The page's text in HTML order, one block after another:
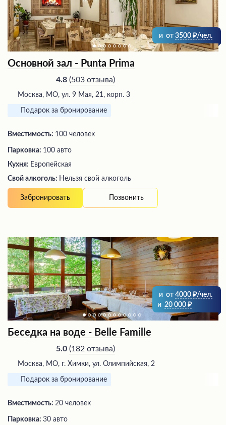
и от 3500 /чел.
Основной зал - Punta Prima
4.8 (503 отзыва)
Москва, МО, ул. 9 Мая, 21, корп. 3
Подарок за бронирование
Вместимость: 100 человек
Парковка: 100 авто
Кухня: Европейская
Свой алкоголь: Нельзя свой алкоголь
Забронировать Позвонить
и от 4000
/чел.
и 20 000
Беседка на воде - Belle Famille
5.0 (182 отзыва)
Москва, МО, г. Химки, ул. Олимпийская, 2
Подарок за бронирование
Вместимость: 20 человек
Парковка: 30 авто